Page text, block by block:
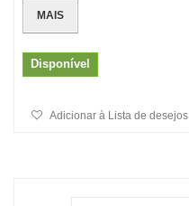
MAIS
Disponível
Adicionar à Lista de desejos